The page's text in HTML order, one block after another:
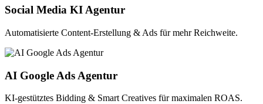
Social Media KI Agentur
Automatisierte Content-Erstellung & Ads für mehr Reichweite.
AI Google Ads Agentur
KI-gestütztes Bidding & Smart Creatives für maximalen ROAS.